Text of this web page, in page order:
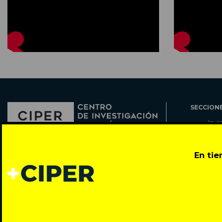
En
Todos los derechos reservados © 2007-2026